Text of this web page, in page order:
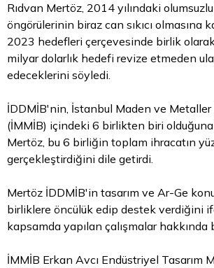
Rıdvan Mertöz, 2014 yılındaki
öngörülerinin biraz can sıkıcı olmasına
2023 hedefleri çerçevesinde birlik
milyar dolarlık hedefi revize etmeden
edeceklerini söyledi.
İDDMİB'nin, İstanbul Maden ve Metaller
(İMMİB) içindeki 6 birlikten biri
Mertöz, bu 6 birliğin toplam ihracatın
gerçekleştirdiğini dile getirdi.
Mertöz İDDMİB'in tasarım ve Ar-Ge
birliklere öncülük edip destek verdiğini
kapsamda yapılan çalışmalar hakkında
İMMİB Erkan Avcı Endüstriyel Tasarım